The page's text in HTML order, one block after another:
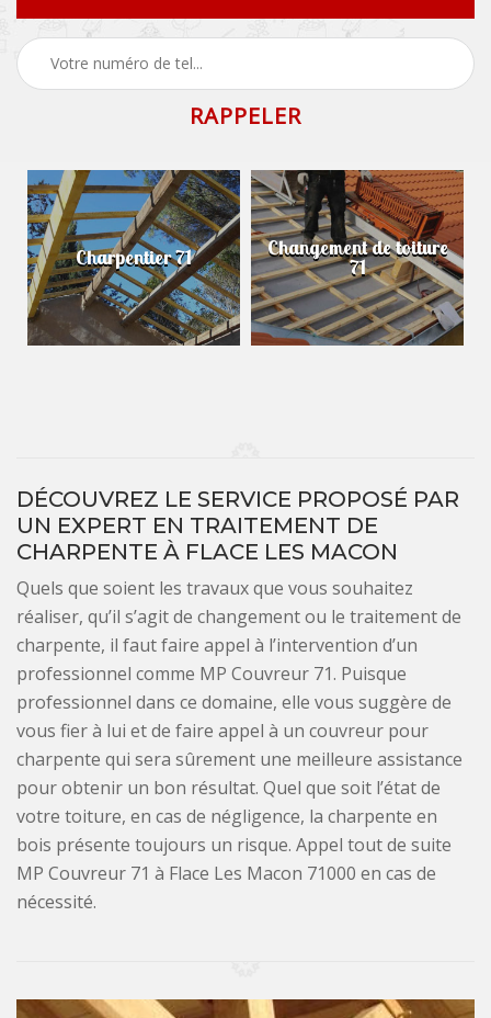
Charpentier 71 Changement de toiture
71
DÉCOUVREZ LE SERVICE PROPOSÉ PAR
UN EXPERT EN TRAITEMENT DE
CHARPENTE À FLACE LES MACON
Quels que soient les travaux que vous souhaitez
réaliser, qu’il s’agit de changement ou le traitement de
charpente, il faut faire appel à l’intervention d’un
professionnel comme MP Couvreur 71. Puisque
professionnel dans ce domaine, elle vous suggère de
vous fier à lui et de faire appel à un couvreur pour
charpente qui sera sûrement une meilleure assistance
pour obtenir un bon résultat. Quel que soit l’état de
votre toiture, en cas de négligence, la charpente en
bois présente toujours un risque. Appel tout de suite
MP Couvreur 71 à Flace Les Macon 71000 en cas de
nécessité.